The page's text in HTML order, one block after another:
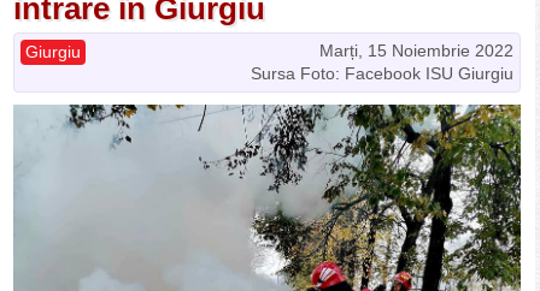
intrare în Giurgiu
Marți, 15 Noiembrie 2022
Giurgiu
Sursa Foto: Facebook ISU Giurgiu